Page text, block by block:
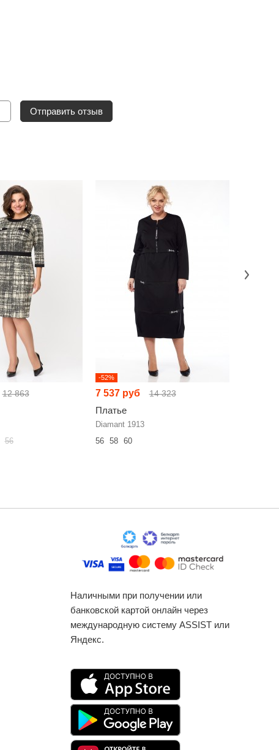
Отправить отзыв
12 863
56
-52%
7 537 руб 14 323
Платье
Diamant 1913
56
58 60
Наличными при получении или
банковской картой онлайн через
международную систему ASSIST или
Яндекс.